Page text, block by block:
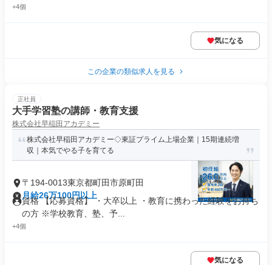
+4個
気になる
この企業の類似求人を見る
正社員
大手学習塾の講師・教育支援
株式会社早稲田アカデミー
株式会社早稲田アカデミー◇東証プライム上場企業｜15期連続増
収｜本気でやる子を育てる
〒194-0013東京都町田市原町田
月給26万100円以上
資格 【応募資格】 ・大卒以上 ・教育に携わった経験をお持ち
の方 ※学校教育、塾、予...
+4個
気になる